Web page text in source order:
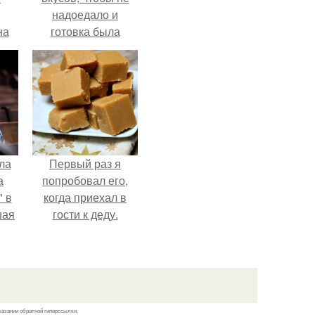
надоедало и
готовка была
проще.
в
Первый раз я
попробовал его,
когда приехал в
гости к деду.
обратной гиперссылки.